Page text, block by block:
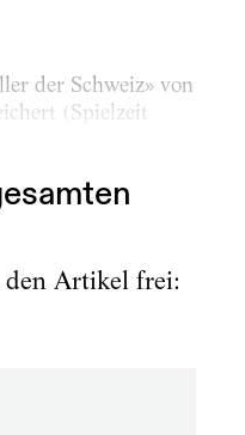
der Schweiz» von
(Spielzeit
den Artikel frei: